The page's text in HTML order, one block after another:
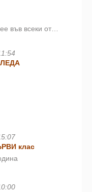
във всеки от…
клас